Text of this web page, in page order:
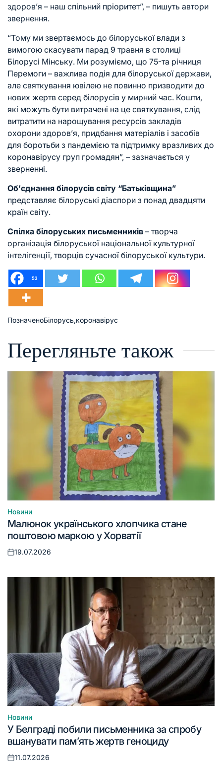
здоров’я – наш спільний пріоритет”, – пишуть автори
звернення.
“Тому ми звертаємось до білоруської влади з
вимогою скасувати парад 9 травня в столиці
Білорусі Мінську. Ми розуміємо, що 75-та річниця
Перемоги – важлива подія для білоруської держави,
але святкування ювілею не повинно призводити до
нових жертв серед білорусів у мирний час. Кошти,
які можуть бути витрачені на це святкування, слід
витратити на нарощування ресурсів закладів
охорони здоров’я, придбання матеріалів і засобів
для боротьби з пандемією та підтримку вразливих до
коронавірусу груп громадян”, – зазначається у
зверненні.
Об’єднання білорусів світу “Батьківщина”
представляє білоруські діаспори з понад двадцяти
країн світу.
Спілка білоруських письменників – творча
організація білоруської національної культурної
інтелігенції, творців сучасної білоруської культури.
53
ПозначеноБілорусь,коронавірус
Перегляньте також
Опублікувати
у
Новини
Малюнок українського хлопчика стане
поштовою маркою у Хорватії
Оприлюднено
19.07.2026
Опублікувати
у
Новини
У Белграді побили письменника за спробу
вшанувати пам’ять жертв геноциду
Оприлюднено
11.07.2026